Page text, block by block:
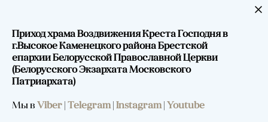
Приход храма Воздвижения Креста Господня в
г.Высокое Каменецкого района Брестской
епархии Белорусской Православной Церкви
(Белорусского Экзархата Московского
Патриархата)
Мы в Viber | Telegram| Instagram| Youtube